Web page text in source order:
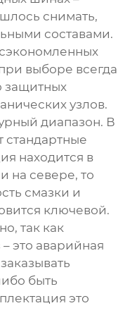
снимать,
составами.
выборе всегда
узлов.
диапазон. В
стандартные
находится в
на севере, то
смазки и
ключевой.
так как
это аварийная
быть
это